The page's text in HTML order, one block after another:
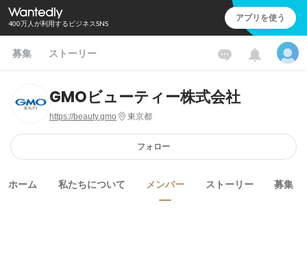
400万人が利用するビジネスSNS アプリを使う
募集 ストーリー
GMOビューティー株式会社
https://beauty.gmo 東京都
フォロー
ホーム 私たちについて メンバー ストーリー 募集